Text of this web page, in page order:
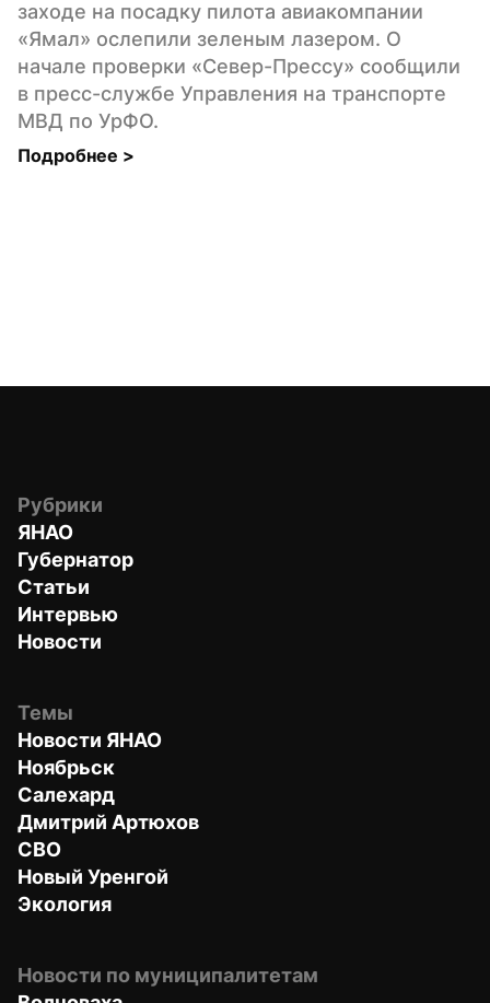
заходе на посадку пилота авиакомпании
«Ямал» ослепили зеленым лазером. О
начале проверки «Север-Прессу» сообщили
в пресс-службе Управления на транспорте
МВД по УрФО.
Подробнее >
Рубрики
ЯНАО
Губернатор
Статьи
Интервью
Новости
Темы
Новости ЯНАО
Ноябрьск
Салехард
Дмитрий Артюхов
СВО
Новый Уренгой
Экология
Новости по муниципалитетам